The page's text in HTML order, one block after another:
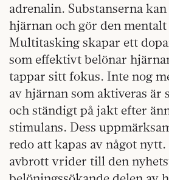
adrenalin. Substanserna
hjärnan och gör den
Multitasking skapar ett
som effektivt belönar
tappar sitt fokus. Inte nog
av hjärnan som aktiveras är
och ständigt på jakt efter
stimulans. Dess
redo att kapas av något
avbrott vrider till den